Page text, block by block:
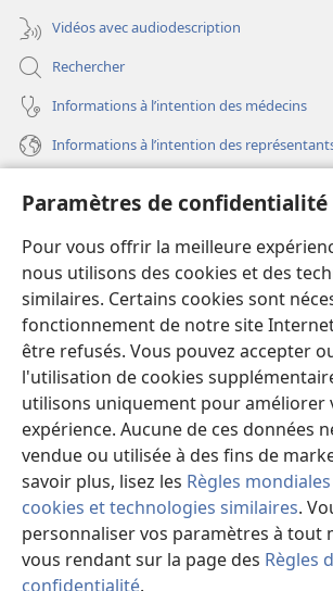
Paramètres de confidentialité
Pour vous offrir la meilleure
nous utilisons des cookies et des
similaires. Certains cookies sont
fonctionnement de notre site
être refusés. Vous pouvez accepter
l'utilisation de cookies
utilisons uniquement pour améliorer
expérience. Aucune de ces données
vendue ou utilisée à des fins de
savoir plus, lisez les Règles
cookies et technologies similaires.
personnaliser vos paramètres à tout
vous rendant sur la page des Règles
confidentialité.
Vidéos avec audiodescription
Rechercher
Informations à l’intention des médecins
Informations à l’intention des
(ouvre
une
nouvelle
fenêtre)
Bibliothèque en ligne
(ouvre
une
nouvelle
fenêtre)
JW Hub®
(ouvre
une
nouvelle
fenêtre)
JW Library
Watchtower Library
Copyright© 2026 Watch Tower Bible and Tract
CONDITIONS D’UTILISATION